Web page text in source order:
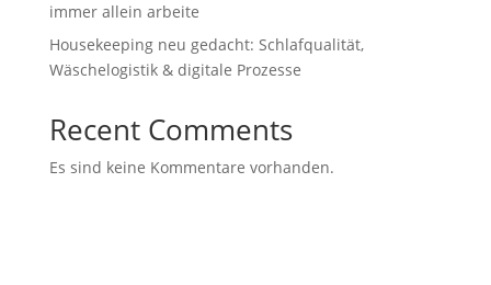
immer allein arbeite
Housekeeping neu gedacht: Schlafqualität,
Wäschelogistik & digitale Prozesse
Recent Comments
Es sind keine Kommentare vorhanden.